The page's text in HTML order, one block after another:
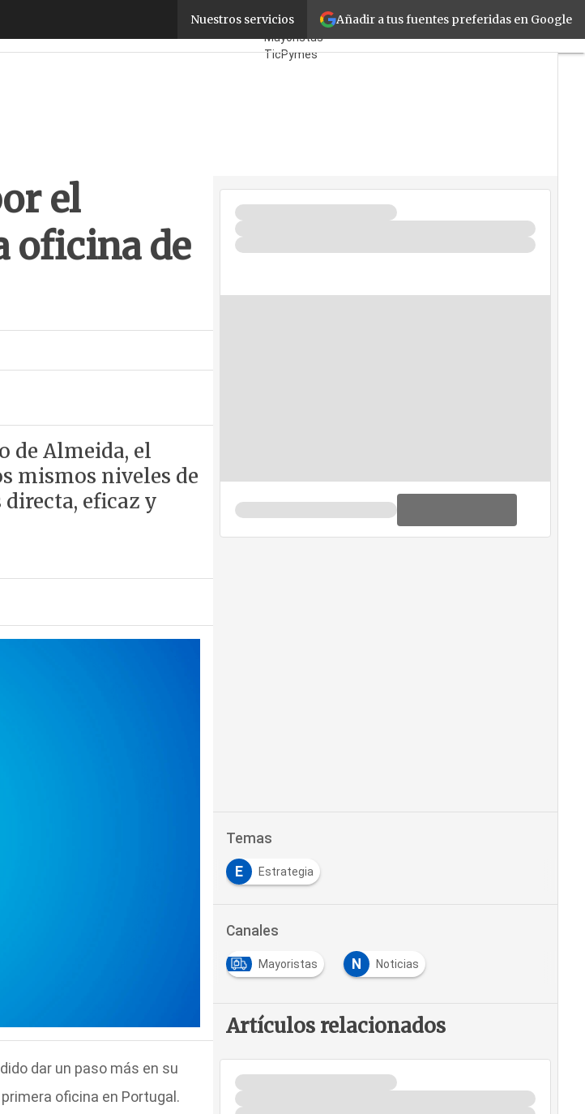
Añadir a tus fuentes preferidas en Google
Nuestros servicios
luso con su nueva oficina de LisboaFabricantes
Mayoristas
TicPymes
el
oficina de
de Almeida, el
mismos niveles de
eficaz y
dar un paso más en su
oficina en Portugal.
Temas
E Estrategia
Canales
Mayoristas N Noticias
Artículos relacionados